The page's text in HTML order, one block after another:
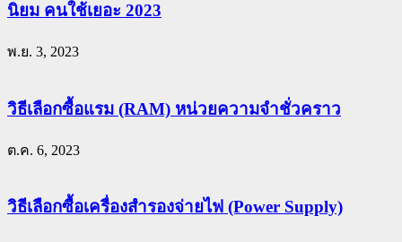
นิยม คนใช้เยอะ 2023
พ.ย. 3, 2023
วิธีเลือกซื้อแรม (RAM) หน่วยความจำชั่วคราว
ต.ค. 6, 2023
วิธีเลือกซื้อเครื่องสำรองจ่ายไฟ (Power Supply)